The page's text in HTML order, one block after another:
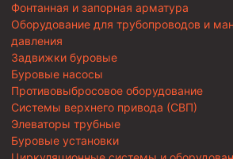
Фонтанная и запорная арматура
Оборудование для трубопроводов и
давления
Задвижки буровые
Буровые насосы
Противовыбросовое оборудование
Системы верхнего привода (СВП)
Элеваторы трубные
Буровые установки